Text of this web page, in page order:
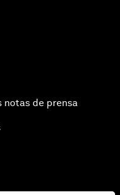
notas de prensa